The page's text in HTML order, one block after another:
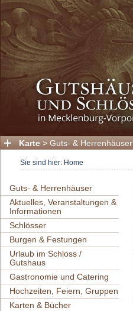
Karte > Guts- & Herrenhäuser
Sie sind hier: Home
Guts- & Herrenhäuser
Aktuelles, Veranstaltungen &
Informationen
Schlösser
Burgen & Festungen
Urlaub im Schloss /
Gutshaus
Gastronomie und Catering
Hochzeiten, Feiern, Gruppen
Karten & Bücher